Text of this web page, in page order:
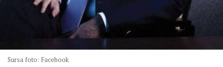
Sursa foto: Facebook